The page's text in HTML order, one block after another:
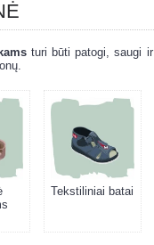
turi būti patogi, saugi
Tekstiliniai batai